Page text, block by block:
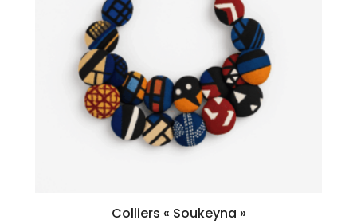
Colliers « Soukeyna »